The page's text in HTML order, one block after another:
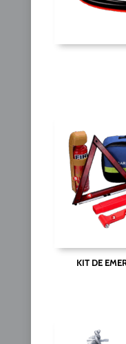
KIT DE